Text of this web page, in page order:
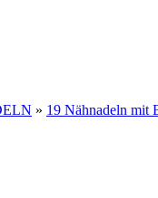
» 19 Nähnadeln mit